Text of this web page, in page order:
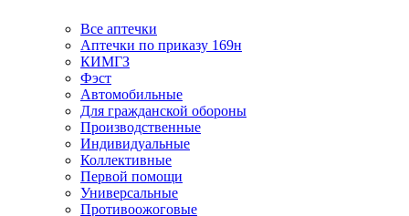
Все аптечки
Аптечки по приказу 169н
КИМГЗ
Фэст
Автомобильные
Для гражданской обороны
Производственные
Индивидуальные
Коллективные
Первой помощи
Универсальные
Противоожоговые